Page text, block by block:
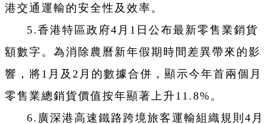
港交通運輸的安全性及效率。
5.香港特區政府4月1日公布最新零售業銷貨
額數字。為消除農曆新年假期時間差異帶來的影
響，將1月及2月的數據合併，顯示今年首兩個月
零售業總銷貨價值按年顯著上升11.8%。
6.廣深港高速鐵路跨境旅客運輸組織規則4月